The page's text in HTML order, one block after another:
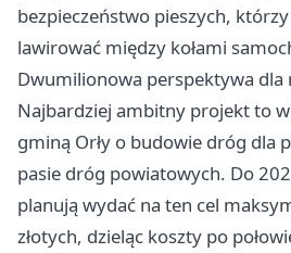
bezpieczeństwo pieszych,
lawirować między kołami
Dwumilionowa perspektywa
Najbardziej ambitny projekt to
gminą Orły o budowie dróg dla
pasie dróg powiatowych. Do
planują wydać na ten cel
złotych, dzieląc koszty po